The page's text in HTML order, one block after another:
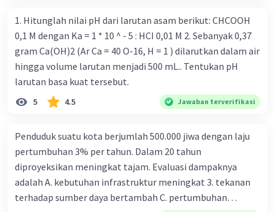
1. Hitunglah nilai pH dari larutan asam berikut: CHCOOH
0,1 M dengan Ka = 1 * 10 ^ - 5 : HCI 0,01 M 2. Sebanyak 0,37
gram Ca(OH)2 (Ar Ca = 40 O-16, H = 1 ) dilarutkan dalam air
hingga volume larutan menjadi 500 mL.. Tentukan pH
larutan basa kuat tersebut.
5 4.5 Jawaban terverifikasi
Penduduk suatu kota berjumlah 500.000 jiwa dengan laju
pertumbuhan 3% per tahun. Dalam 20 tahun
diproyeksikan meningkat tajam. Evaluasi dampaknya
adalah A. kebutuhan infrastruktur meningkat 3. tekanan
terhadap sumber daya bertambah C. pertumbuhan